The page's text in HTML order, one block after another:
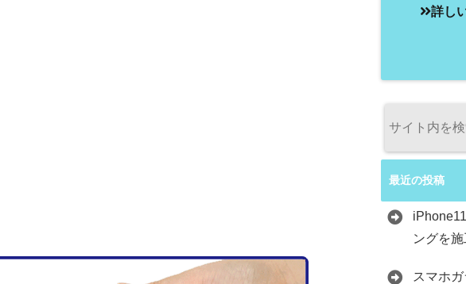
詳し
最近の投稿
ングを施
スマホ